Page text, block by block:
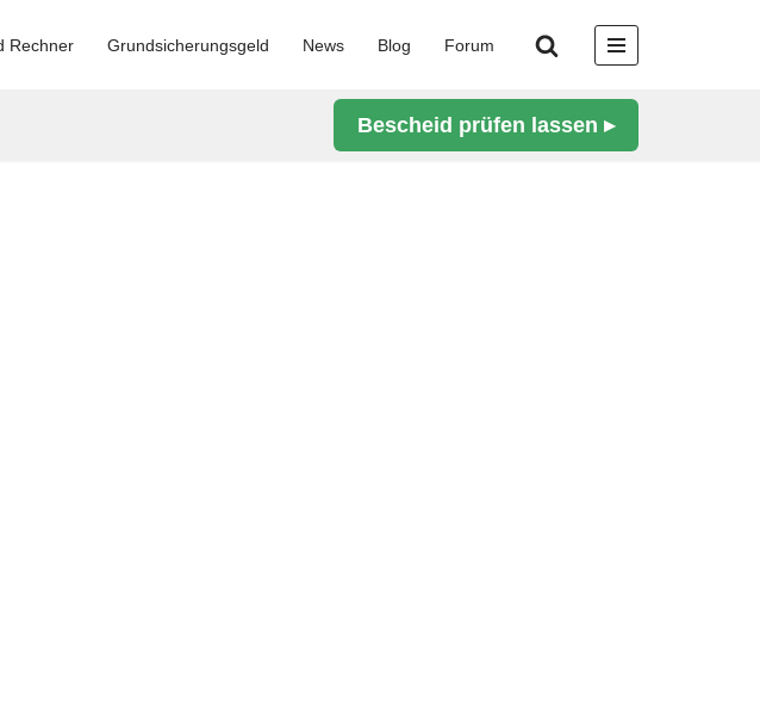
Rechner Grundsicherungsgeld News Blog Forum
Bescheid prüfen lassen ▸